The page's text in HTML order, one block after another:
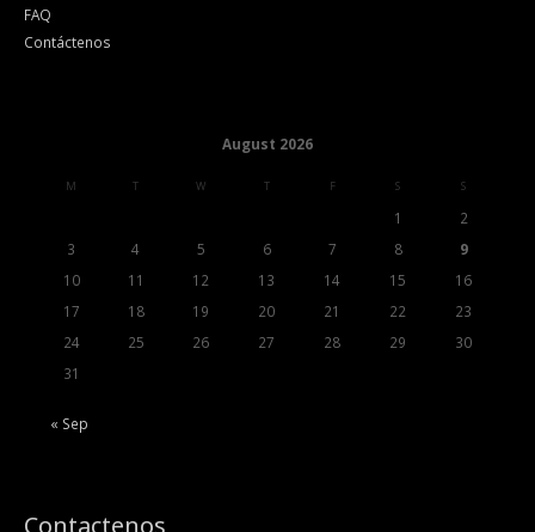
FAQ
Contáctenos
August 2026
M T W T F S S
1
2
3
4 5 6 7 8
9
10
11 12 13 14 15
16
17
18 19 20 21 22
23
24
25 26 27 28 29
30
31
« Sep
Contactenos